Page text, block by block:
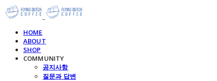
HOME
ABOUT
SHOP
COMMUNITY
공지사항
질문과 답변